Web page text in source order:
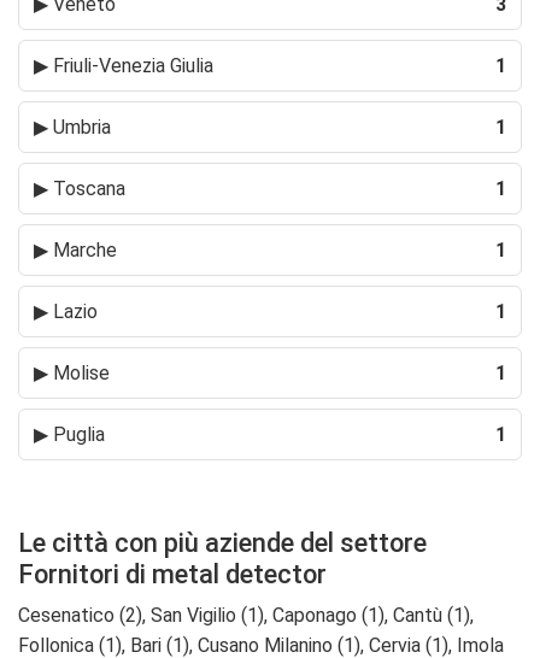
▶ Friuli-Venezia Giulia 1
▶ Umbria 1
▶ Toscana 1
▶ Marche 1
▶ Lazio 1
▶ Molise 1
▶ Puglia 1
Le città con più aziende del settore
Fornitori di metal detector
Cesenatico (2), San Vigilio (1), Caponago (1), Cantù (1),
Follonica (1), Bari (1), Cusano Milanino (1), Cervia (1), Imola